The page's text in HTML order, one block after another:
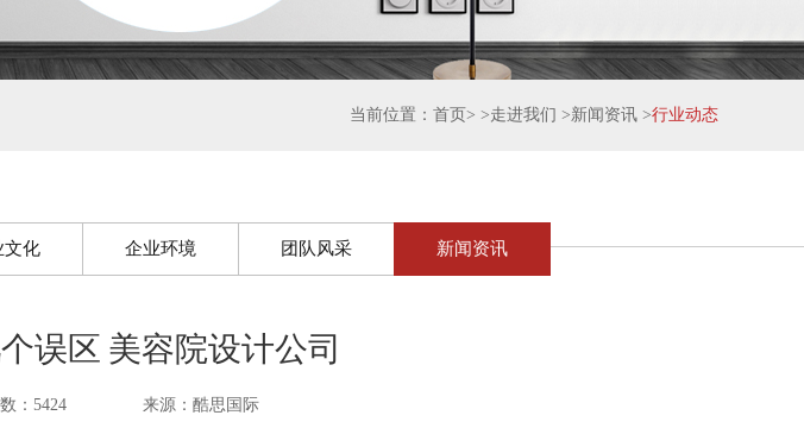
当前位置： 首页 > >走进我们 >新闻资讯 >行业动态
文化 企业环境 团队风采 新闻资讯
误区 美容院设计公司
：5424 来源：酷思国际